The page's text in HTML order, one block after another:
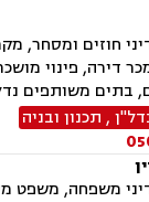
ומסחר,
דירה, פינוי
בתים משותפים
, תכנון ובניה
משפחה, משפט